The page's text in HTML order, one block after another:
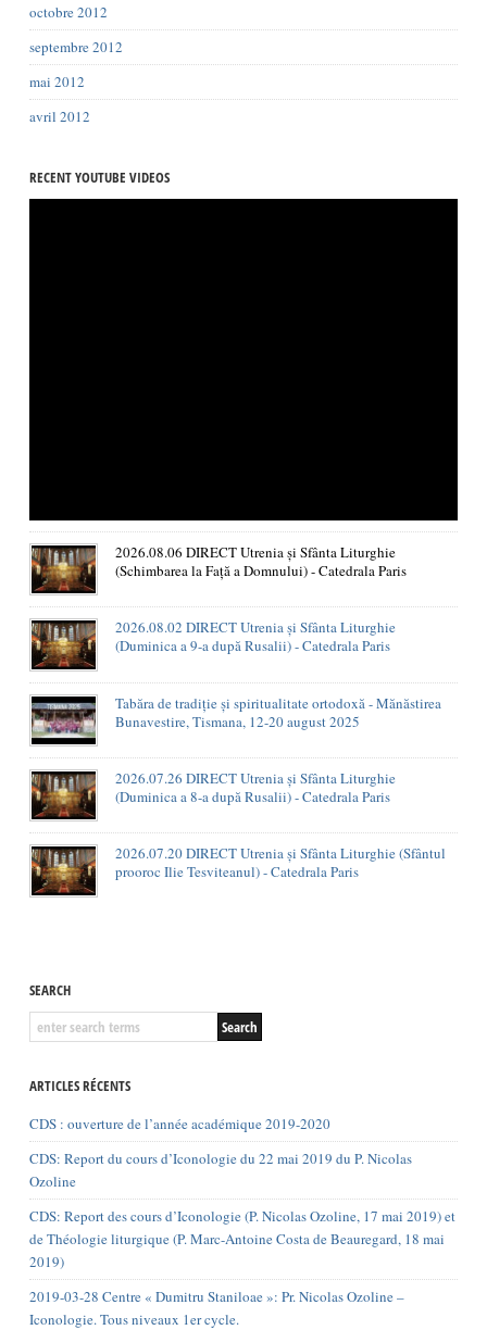
octobre 2012
septembre 2012
mai 2012
avril 2012
RECENT YOUTUBE VIDEOS
2026.08.06 DIRECT Utrenia și Sfânta Liturghie
(Schimbarea la Față a Domnului) - Catedrala Paris
2026.08.02 DIRECT Utrenia și Sfânta Liturghie
(Duminica a 9-a după Rusalii) - Catedrala Paris
Tabăra de tradiție și spiritualitate ortodoxă - Mănăstirea
Bunavestire, Tismana, 12-20 august 2025
2026.07.26 DIRECT Utrenia și Sfânta Liturghie
(Duminica a 8-a după Rusalii) - Catedrala Paris
2026.07.20 DIRECT Utrenia și Sfânta Liturghie (Sfântul
prooroc Ilie Tesviteanul) - Catedrala Paris
SEARCH
ARTICLES RÉCENTS
CDS : ouverture de l’année académique 2019-2020
CDS: Report du cours d’Iconologie du 22 mai 2019 du P. Nicolas
Ozoline
CDS: Report des cours d’Iconologie (P. Nicolas Ozoline, 17 mai 2019) et
de Théologie liturgique (P. Marc-Antoine Costa de Beauregard, 18 mai
2019)
2019-03-28 Centre « Dumitru Staniloae »: Pr. Nicolas Ozoline –
Iconologie. Tous niveaux 1er cycle.